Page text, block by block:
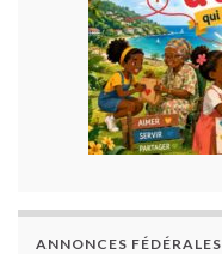
ANNONCES FÉDÉRALES